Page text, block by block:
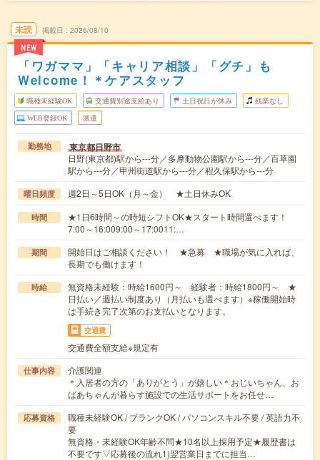
未読
NEW
掲載日 2026/08/10
「ワガママ」「キャリア相談」「グチ」も
Welcome！＊ケアスタッフ
職種未経験OK 交通費別途支給あり 土日祝日が休み 残業なし
WEB登録OK 派遣
勤務地 東京都日野市
日野(東京都)駅から---分／多摩動物公園駅から---分／百草園
駅から---分／甲州街道駅から---分／程久保駅から---分
曜日頻度 週2日～5日OK（月～金） ★土日休みOK
時間
★1日6時間～の時短シフトOK★スタート時間選べます！
7:00～16:009:00～17:0011:…
期間
開始日はご相談ください！ ★急募 ★職場が気に入れば、
長期でも働けます！
時給
無資格未経験：時給1600円～ 経験者：時給1800円～ ★
日払い／週払い制度あり（月払いも選べます）※稼働開始時
は手続き完了次第のお支払いとなります。
交通費
交通費全額支給※規定有
仕事内容
介護関連
＊入居者の方の「ありがとう」が嬉しい＊おじいちゃん、お
ばあちゃんが暮らす施設での生活サポートをお任せ…
応募資格
職種未経験OK / ブランクOK / パソコンスキル不要 / 英語力不
要
無資格・未経験OK年齢不問★10名以上採用予定★履歴書は
不要です▽応募後の流れ1)翌営業日までに担当…